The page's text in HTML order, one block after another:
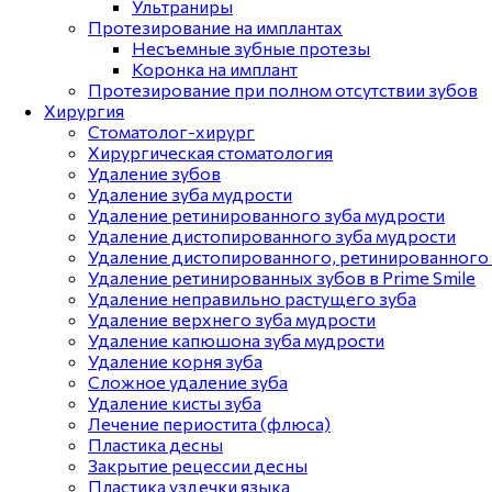
Ультраниры
Протезирование на имплантах
Несъемные зубные протезы
Коронка на имплант
Протезирование при полном отсутствии зубов
Хирургия
Стоматолог-хирург
Хирургическая стоматология
Удаление зубов
Удаление зуба мудрости
Удаление ретинированного зуба мудрости
Удаление дистопированного зуба мудрости
Удаление дистопированного, ретинированного
Удаление ретинированных зубов в Prime Smile
Удаление неправильно растущего зуба
Удаление верхнего зуба мудрости
Удаление капюшона зуба мудрости
Удаление корня зуба
Сложное удаление зуба
Удаление кисты зуба
Лечение периостита (флюса)
Пластика десны
Закрытие рецессии десны
Пластика уздечки языка